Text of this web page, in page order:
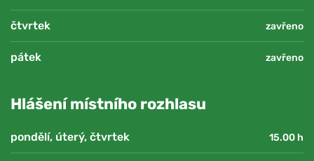
čtvrtek zavřeno
pátek zavřeno
Hlášení místního rozhlasu
pondělí, úterý, čtvrtek 15.00 h